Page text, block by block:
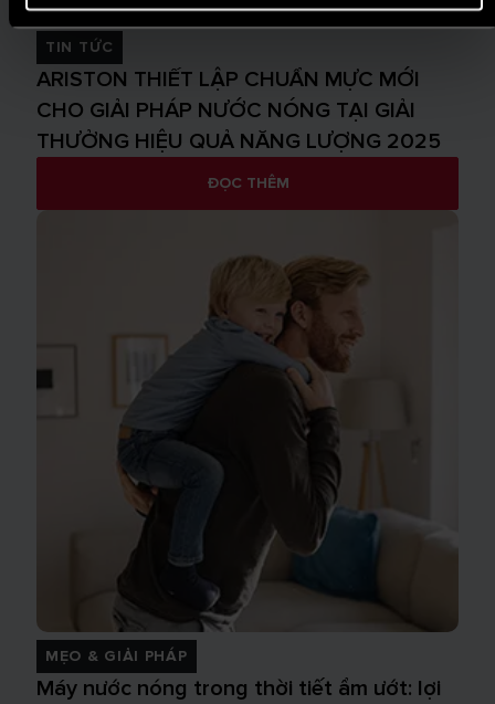
TIN TỨC
ARISTON THIẾT LẬP CHUẨN MỰC MỚI
CHO GIẢI PHÁP NƯỚC NÓNG TẠI GIẢI
THƯỞNG HIỆU QUẢ NĂNG LƯỢNG 2025
ĐỌC THÊM
MẸO & GIẢI PHÁP
Máy nước nóng trong thời tiết ẩm ướt: lợi